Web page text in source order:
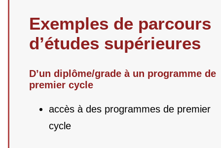
Exemples de parcours
d’études supérieures
D’un diplôme/grade à un programme de
premier cycle
accès à des programmes de premier
cycle